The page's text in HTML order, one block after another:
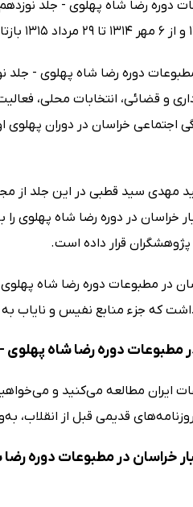
دوره رضا شاه پهلوی -
و قضائی، انتخابات محلی،
اجتماعی خراسان در دوران
مهدی سید قطبی در این جلد از
خراسان در دوره رضا شاه پهلوی
پژوهشگران قرار داده است.
در مطبوعات دوره رضا شاه
که جزء منابع نفیس و نایاب
مطبوعات دوره رضا شاه
ایران مطالعه می‌کنید و
قدیمی قبل از انقلاب،
خراسان در مطبوعات دوره